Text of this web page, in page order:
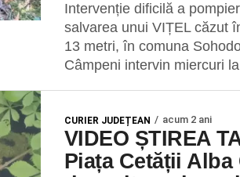
Intervenție dificilă a
salvarea unui VIȚEL căzut
13 metri, în comuna
Câmpeni intervin miercuri
CURIER JUDEȚEAN acum 2 ani
VIDEO ȘTIREA
Piața Cetății Alba